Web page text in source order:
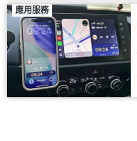
應用服務